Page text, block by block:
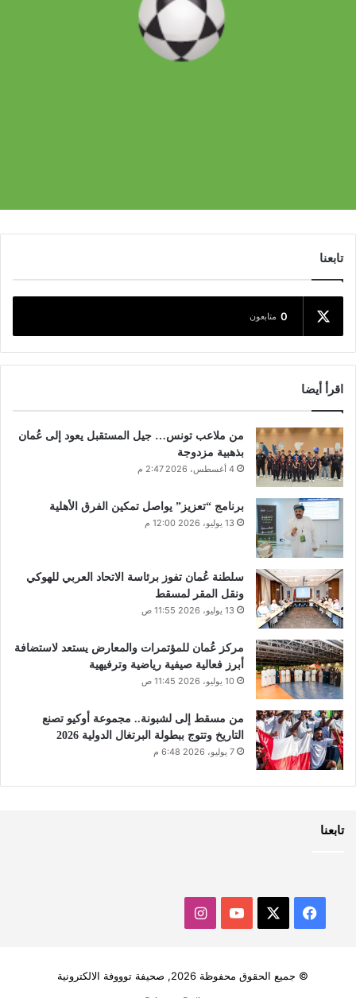
تابعنا
0 متابعون
اقرأ أيضا
من ملاعب تونس… جيل المستقبل يعود إلى عُمان
بذهبية مزدوجة
4 أغسطس، 2026 2:47 م
برنامج “تعزيز” يواصل تمكين الفرق الأهلية
13 يوليو، 2026 12:00 م
سلطنة عُمان تفوز برئاسة الاتحاد العربي للهوكي
ونقل المقر لمسقط
13 يوليو، 2026 11:55 ص
مركز عُمان للمؤتمرات والمعارض يستعد لاستضافة
أبرز فعالية صيفية رياضية وترفيهية
10 يوليو، 2026 11:45 ص
من مسقط إلى لشبونة.. مجموعة أوكيو تصنع
التاريخ وتتوج ببطولة البرتغال الدولية 2026
7 يوليو، 2026 6:48 م
تابعنا
فيسبوك ‫YouTubeانستقرام
© جميع الحقوق محفوظة 2026, صحيفة توووفة الالكترونية